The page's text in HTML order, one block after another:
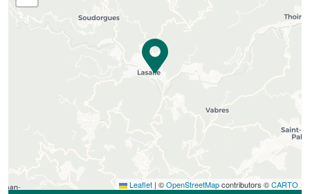
Leaflet | ©OpenStreetMapcontributors ©CARTO